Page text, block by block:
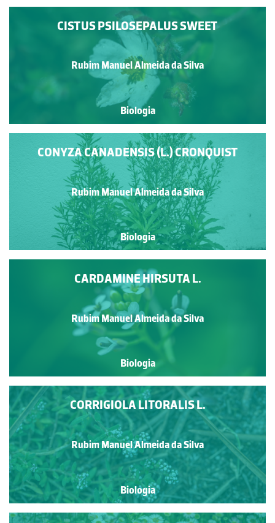
CISTUS PSILOSEPALUS SWEET
Rubim Manuel Almeida da Silva
Biologia
CONYZA CANADENSIS (L.) CRONQUIST
Rubim Manuel Almeida da Silva
Biologia
CARDAMINE HIRSUTA L.
Rubim Manuel Almeida da Silva
Biologia
CORRIGIOLA LITORALIS L.
Rubim Manuel Almeida da Silva
Biologia